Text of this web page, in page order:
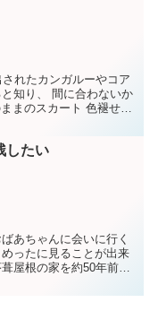
れたカンガルーやコア
知り、 間に合わないか
まのスカート 色褪せた
したい
あちゃんに会いに行く
ったに見ることが出来
屋根の家を約50年前に